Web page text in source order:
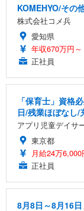
KOMEHYO/その
株式会社コメ兵
愛知県
年収670万円～
正社員
「保育士」資格
日/残業ほぼなし/
アプリ児童デイサ
東京都
月給24万
正社員
8月8日～8月16